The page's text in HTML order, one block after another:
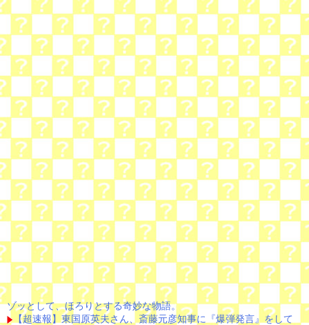
ゾッとして、ほろりとする奇妙な物語。
【超速報】東国原英夫さん、斎藤元彦知事に『爆弾発言』をして